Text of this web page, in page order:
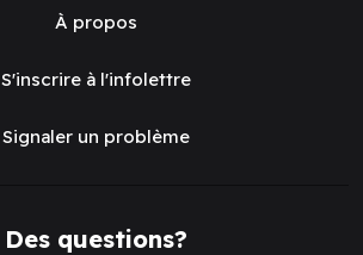
À propos
S'inscrire à l'infolettre
Signaler un problème
Des questions?